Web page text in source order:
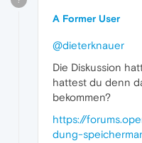
A Former User
@dieterknauer
Die Diskussion
hattest du denn
bekommen?
https://
dung-